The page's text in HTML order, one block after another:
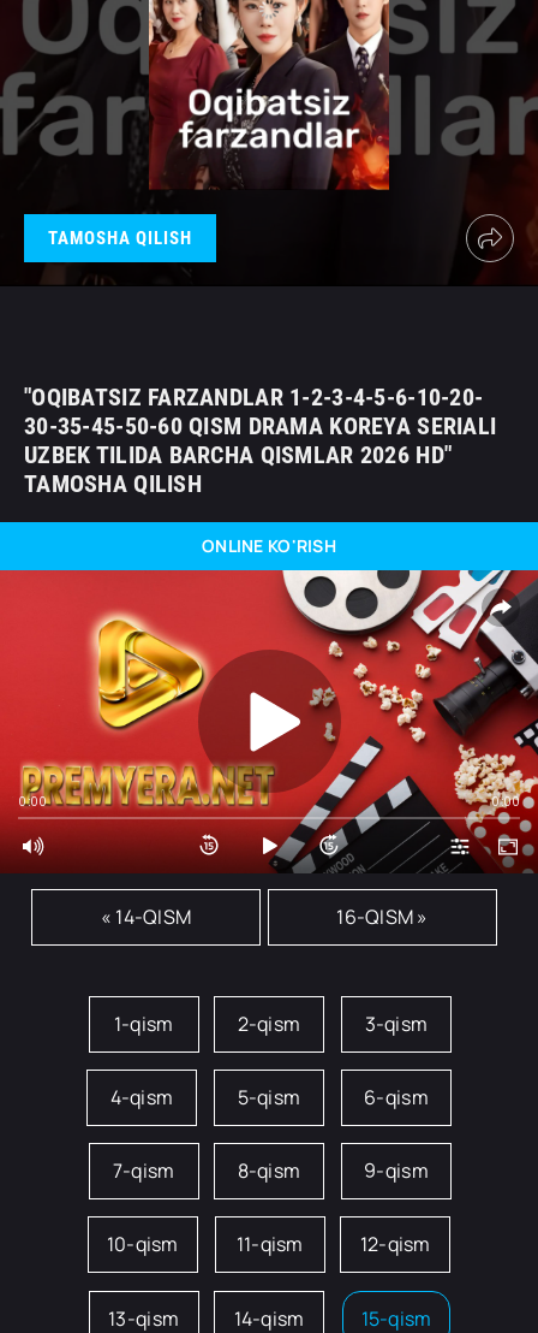
TAMOSHA QILISH
"OQIBATSIZ FARZANDLAR 1-2-3-4-5-6-10-20-
30-35-45-50-60 QISM DRAMA KOREYA SERIALI
UZBEK TILIDA BARCHA QISMLAR 2026 HD"
TAMOSHA QILISH
ONLINE KO'RISH
0:00 0:00
« 14-QISM 16-QISM »
1-qism 2-qism 3-qism
4-qism 5-qism 6-qism
7-qism 8-qism 9-qism
10-qism 11-qism 12-qism
13-qism 14-qism 15-qism